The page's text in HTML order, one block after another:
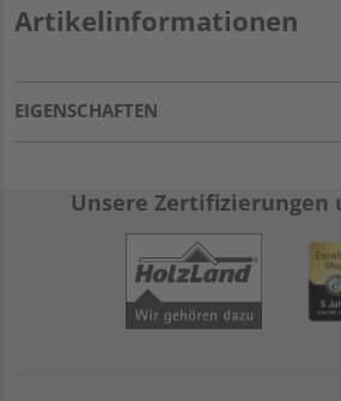
Artikelinformationen
EIGENSCHAFTEN
Unsere Zertifizierungen